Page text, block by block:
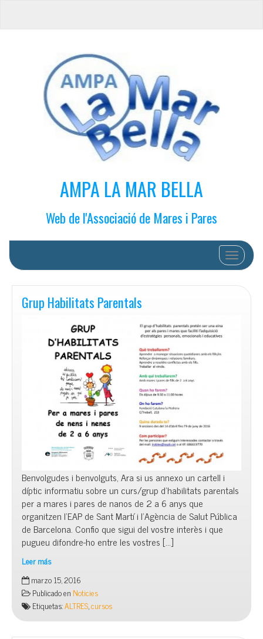
AMPA LA MAR BELLA
Web de l'Associació de Mares i Pares
Cambiar
Grup Habilitats Parentals
Benvolgudes i benvolguts, Ara si us annexo un cartell i
díptic informatiu sobre un curs/grup d’habilitats parentals
per a mares i pares de nanos de 2 a 6 anys que
organitzen l’EAP de Sant Martí i l’Agència de Salut Pública
de Barcelona. Confio que sigui del vostre interès i que
pugueu difondre-ho entre les vostres […]
Leer más
Grup
Habilitats
Parentals
marzo 15, 2016
Publicado en Noticies
Etiquetas:ALTRES,cursos